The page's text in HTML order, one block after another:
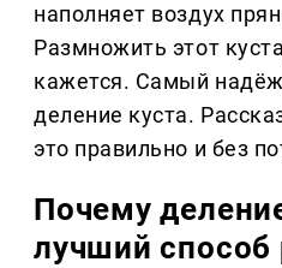
наполняет воздух
Размножить этот
кажется. Самый
деление куста.
это правильно и без
Почему
лучший